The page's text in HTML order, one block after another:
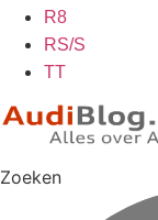
R8
RS/S
TT
Zoeken